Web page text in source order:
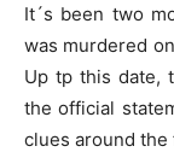
It´s been two
was murdered
Up tp this date,
the official
clues around